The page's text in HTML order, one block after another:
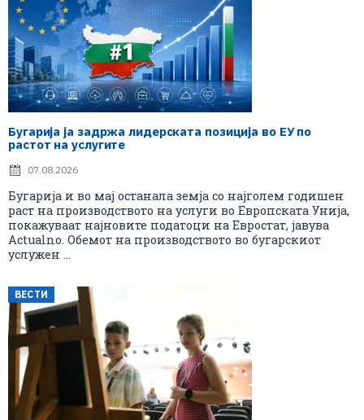
Бугарија ја задржа лидерската позиција во ЕУ по
растот на услугите
07.08.2026
Бугарија и во мај останала земја со најголем годишен
раст на производството на услуги во Европската Унија,
покажуваат најновите податоци на Евростат, јавува
Actualno. Обемот на производството во бугарскиот
услужен ...
ВЕСТИ